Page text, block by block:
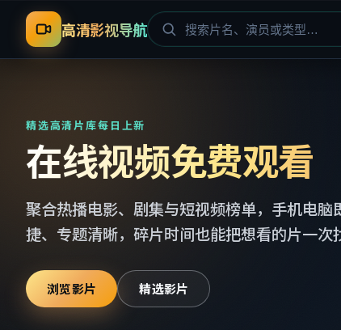
高清影视导航
精选高清片库每日上新
在线视频免费观看
聚合热播电影、剧集与短视频榜单，手机电脑
捷、专题清晰，碎片时间也能把想看的片一次
浏览影片 精选影片